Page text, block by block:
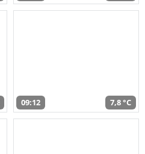
09:12 7,8 °C